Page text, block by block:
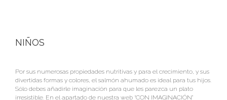
NIÑOS
Por sus numerosas propiedades nutritivas y para el crecimiento, y sus
divertidas formas y colores, el salmón ahumado es ideal para tus hijos.
Sólo debes añadirle imaginación para que les parezca un plato
irresistible. En el apartado de nuestra web “CON IMAGINACIÓN”